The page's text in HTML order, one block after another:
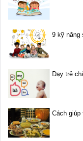
9 kỹ năng
Dạy trẻ
Cách giúp